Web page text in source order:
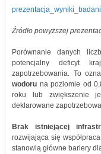
Źródło powyższej
Porównanie danych
potencjalny deficyt
zapotrzebowania. To
wodoru na poziomie od
roku lub zwiększenie
deklarowane
Brak istniejącej
rozwijająca się
stanowią główne bariery